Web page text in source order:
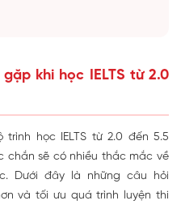
khi học IELTS từ 2.0
học IELTS từ 2.0 đến 5.5
chắn sẽ có nhiều thắc mắc về
Dưới đây là những câu hỏi
và tối ưu quá trình luyện thi